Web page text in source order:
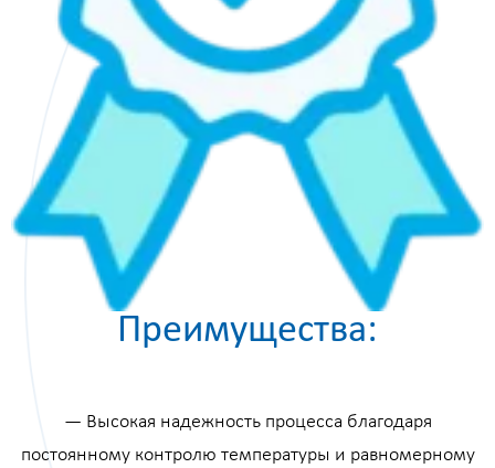
Преимущества:
— Высокая надежность процесса благодаря
постоянному контролю температуры и равномерному